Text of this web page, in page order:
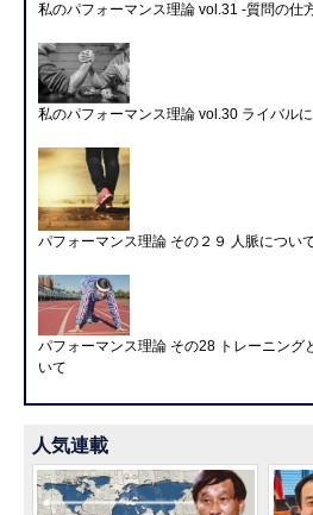
私のパフォーマンス理論 vol.31 -質問の仕
私のパフォーマンス理論 vol.30 ライバル
パフォーマンス理論 その２９ 人脈につい
パフォーマンス理論 その28 トレーニング
いて
人気連載